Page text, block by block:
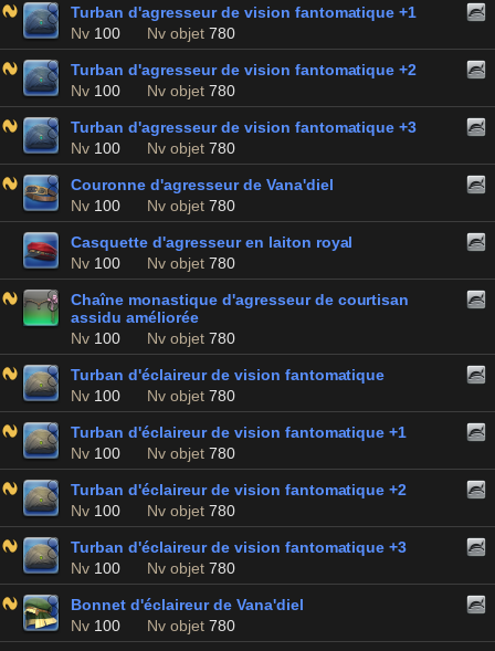
Turban d'agresseur de vision fantomatique +1
Nv 100 Nv objet 780
Turban d'agresseur de vision fantomatique +2
Nv 100 Nv objet 780
Turban d'agresseur de vision fantomatique +3
Nv 100 Nv objet 780
Couronne d'agresseur de Vana'diel
Nv 100 Nv objet 780
Casquette d'agresseur en laiton royal
Nv 100 Nv objet 780
Chaîne monastique d'agresseur de courtisan
assidu améliorée
Nv 100 Nv objet 780
Turban d'éclaireur de vision fantomatique
Nv 100 Nv objet 780
Turban d'éclaireur de vision fantomatique +1
Nv 100 Nv objet 780
Turban d'éclaireur de vision fantomatique +2
Nv 100 Nv objet 780
Turban d'éclaireur de vision fantomatique +3
Nv 100 Nv objet 780
Bonnet d'éclaireur de Vana'diel
Nv 100 Nv objet 780